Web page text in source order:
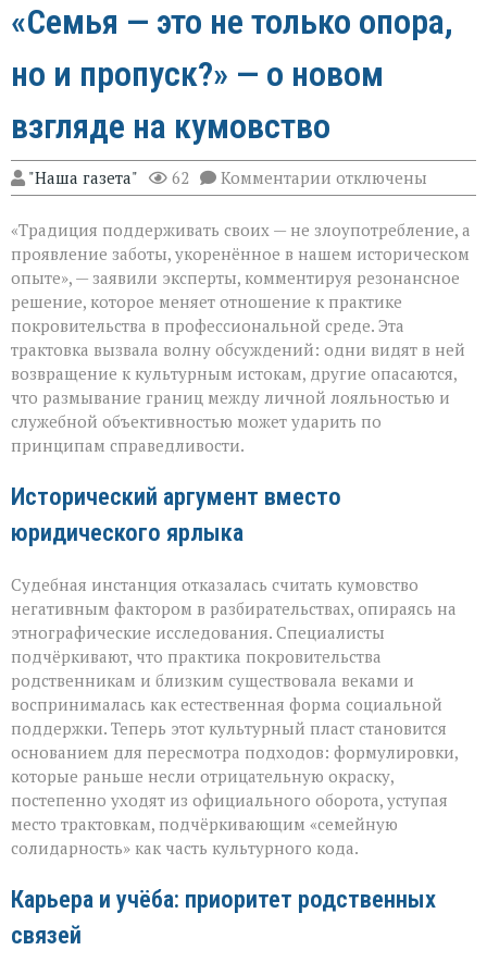
«Семья — это не только опора,
но и пропуск?» — о новом
взгляде на кумовство
"Наша газета" 62 Комментарии к
записи
не
только
но
и
пропуск?» — о
новом
взгляде
на
кумовство
отключены
«Традиция поддерживать своих — не злоупотребление, а
проявление заботы, укоренённое в нашем историческом
опыте», — заявили эксперты, комментируя резонансное
решение, которое меняет отношение к практике
покровительства в профессиональной среде. Эта
трактовка вызвала волну обсуждений: одни видят в ней
возвращение к культурным истокам, другие опасаются,
что размывание границ между личной лояльностью и
служебной объективностью может ударить по
принципам справедливости.
Исторический аргумент вместо
юридического ярлыка
Судебная инстанция отказалась считать кумовство
негативным фактором в разбирательствах, опираясь на
этнографические исследования. Специалисты
подчёркивают, что практика покровительства
родственникам и близким существовала веками и
воспринималась как естественная форма социальной
поддержки. Теперь этот культурный пласт становится
основанием для пересмотра подходов: формулировки,
которые раньше несли отрицательную окраску,
постепенно уходят из официального оборота, уступая
место трактовкам, подчёркивающим «семейную
солидарность» как часть культурного кода.
Карьера и учёба: приоритет родственных
связей